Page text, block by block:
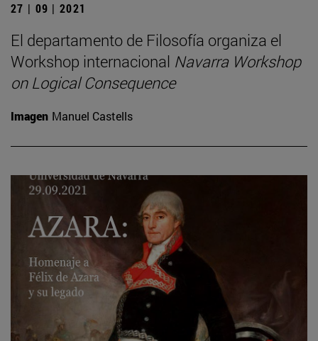
27 | 09 | 2021
El departamento de Filosofía organiza el
Workshop internacional Navarra Workshop
on Logical Consequence
Imagen Manuel Castells